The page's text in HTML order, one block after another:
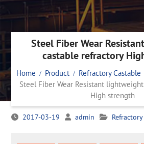
Steel Fiber Wear
castable refractory
Home Product
Refractory Castable
Steel Fiber Wear Resistant
High strength
2017-03-19 admin